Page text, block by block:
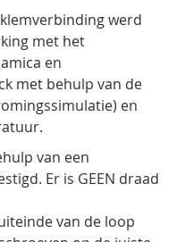
werd
met het
en
met behulp van de
en
van een
Er is GEEN draad
van de loop